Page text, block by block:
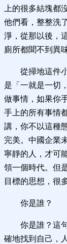
上的很多結塊都
他們看，整整洗
淨，從那以後，
廁所都聞不到異味
從掃地這件
是「一就是一切
做事情，如果你
手上的所有事情
講，你不以這種
完美。中國企業
寧靜的人，才可
領一個時代。但
目標的思想，很
你是誰？
你是誰？這
確地找到自己，